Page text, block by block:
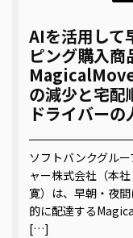
AIを活用して
ピング購入商
の減少と宅配
ドライバー
ソフトバンクグル
ャー株式会社（本
寛）は、早朝・夜
的に配達する
[…]